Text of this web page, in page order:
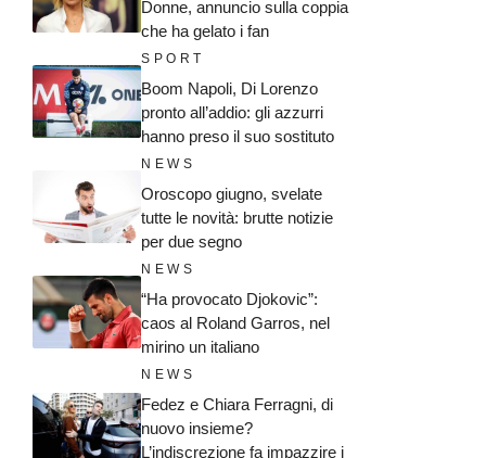
Donne, annuncio sulla coppia
che ha gelato i fan
SPORT
Boom Napoli, Di Lorenzo
pronto all’addio: gli azzurri
hanno preso il suo sostituto
NEWS
Oroscopo giugno, svelate
tutte le novità: brutte notizie
per due segno
NEWS
“Ha provocato Djokovic”:
caos al Roland Garros, nel
mirino un italiano
NEWS
Fedez e Chiara Ferragni, di
nuovo insieme?
L’indiscrezione fa impazzire i